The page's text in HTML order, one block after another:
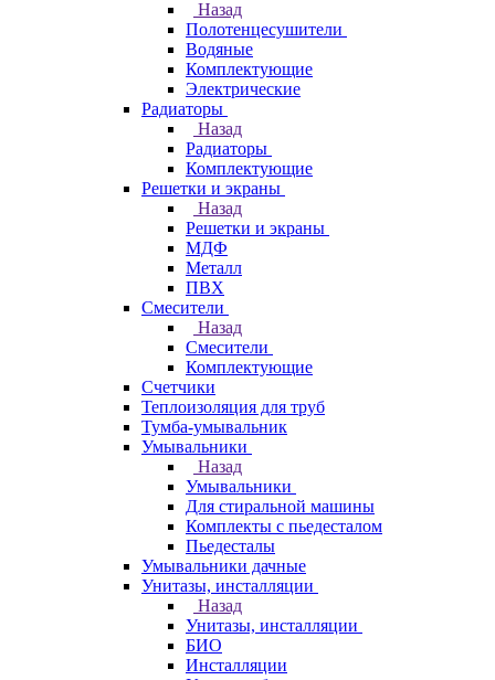
Назад
Полотенцесушители
Водяные
Комплектующие
Электрические
Радиаторы
Назад
Радиаторы
Комплектующие
Решетки и экраны
Назад
Решетки и экраны
МДФ
Металл
ПВХ
Смесители
Назад
Смесители
Комплектующие
Счетчики
Теплоизоляция для труб
Тумба-умывальник
Умывальники
Назад
Умывальники
Для стиральной машины
Комплекты с пьедесталом
Пьедесталы
Умывальники дачные
Унитазы, инсталляции
Назад
Унитазы, инсталляции
БИО
Инсталляции